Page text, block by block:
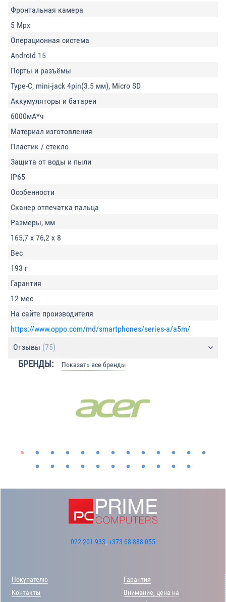
Фронтальная камера
5 Mpx
Операционная система
Android 15
Порты и разъёмы
Type-C, mini-jack 4pin(3.5 мм), Micro SD
Аккумуляторы и батареи
6000мА*ч
Материал изготовления
Пластик / стекло
Защита от воды и пыли
IP65
Особенности
Сканер отпечатка пальца
Размеры, мм
165,7 х 76,2 х 8
Вес
193 г
Гарантия
12 мес
На сайте производителя
https://www.oppo.com/md/smartphones/series-a/a5m/
Отзывы (75)
БРЕНДЫ: Показать все бренды
022-201-933, +373-68-888-055
Покупателю
Контакты
Гарантия
Внимание, цена на